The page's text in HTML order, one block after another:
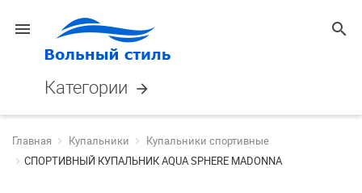
menu search
Категории arrow_forward
Главная Купальники
Купальники спортивные
СПОРТИВНЫЙ КУПАЛЬНИК AQUA SPHERE MADONNA